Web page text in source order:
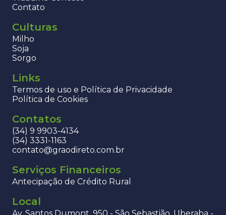
Contato
Culturas
Milho
Soja
Sorgo
Links
Termos de uso e Política de Privacidade
Política de Cookies
Contatos
(34) 9 9903-4134
(34) 3331-1163
contato@graodireto.com.br
Serviços Financeiros
Antecipação de Crédito Rural
Local